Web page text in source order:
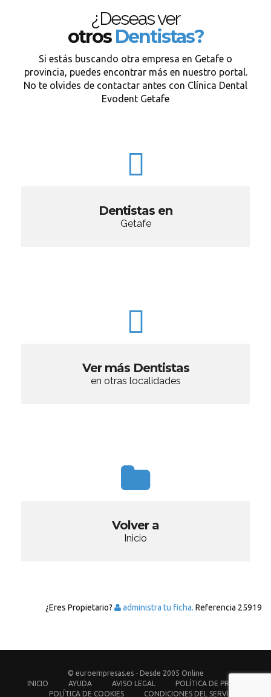
¿Deseas ver
otrosDentistas?
Si estás buscando otra empresa en Getafe o
provincia, puedes encontrar más en nuestro portal.
No te olvides de contactar antes con Clínica Dental
Evodent Getafe
Dentistas en
Getafe
Ver más Dentistas
en otras localidades
Volver a
Inicio
¿Eres Propietario? administra tu ficha. Referencia 25919
© euroempresas.es - Desde 2005 Online
INICIO
AYUDA AVISO LEGAL
POLÍTICA DE PRIVACIDAD
POLÍTICA DE COOKIES
CONDICIONES DEL SERVICIO